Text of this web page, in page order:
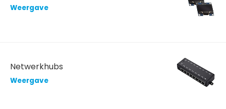
Weergave
Netwerkhubs
Weergave